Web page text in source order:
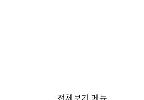
전체보기 메뉴